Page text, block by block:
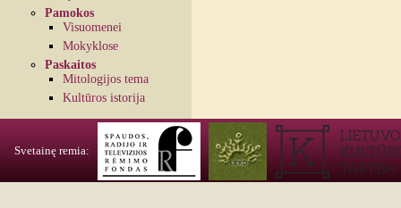
Pamokos
Visuomenei
Mokyklose
Paskaitos
Mitologijos tema
Kultūros istorija
Svetainę remia: